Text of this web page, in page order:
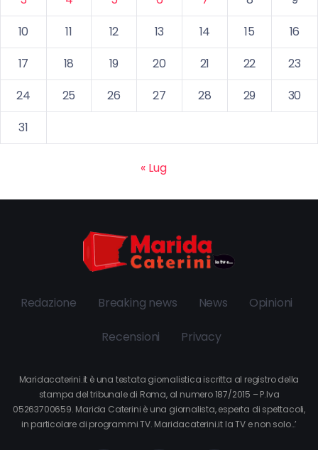
10
11 12 13 14 15
16
17
18 19 20 21 22
23
24
25 26 27 28 29
30
31
« Lug
Redazione Breaking news News Opinioni
Recensioni Privacy
Maridacaterini.it è una testata giornalistica iscritta al registro della
stampa del tribunale di Roma, al numero 187/2015 – P.Iva
05263700659. Marida Caterini è una giornalista, esperta di spettacoli,
in particolare di programmi TV. Maridacaterini.it la TV e non solo…’